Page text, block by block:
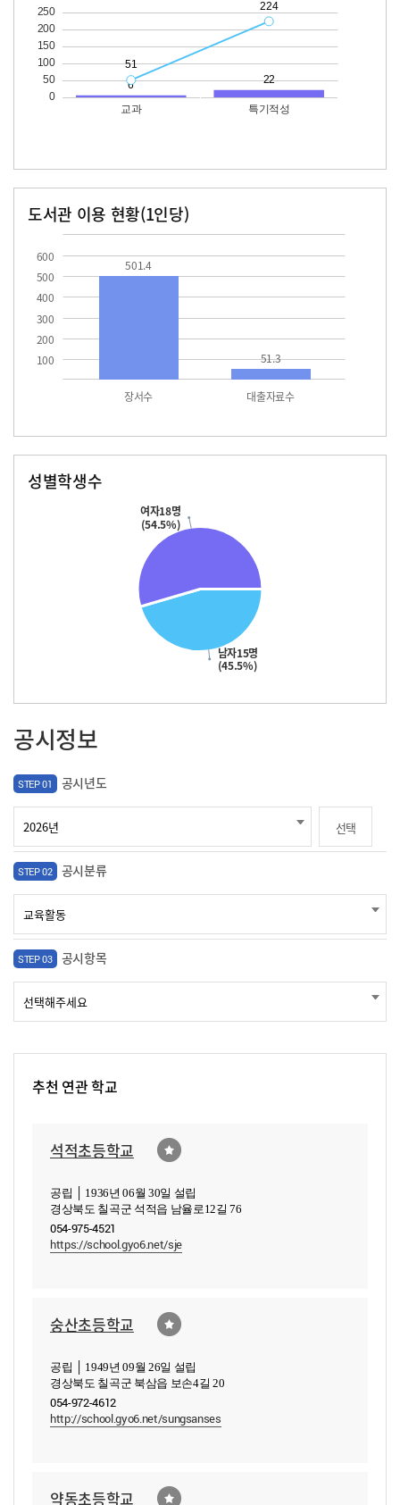
도서관 이용 현황(1인당)
100
200
300
400
500
600
장서수 대출자료수
501.4
51.3
성별학생수
남자15명
(45.5%)
여자18명
(54.5%)
공시정보
STEP 01 공시년도
선택
STEP 02 공시분류
STEP 03 공시항목
추천 연관 학교
석적초등학교
공립 │ 1936년 06월 30일 설립
경상북도 칠곡군 석적읍 남율로12길 76
054-975-4521
https://school.gyo6.net/sje
숭산초등학교
공립 │ 1949년 09월 26일 설립
경상북도 칠곡군 북삼읍 보손4길 20
054-972-4612
http://school.gyo6.net/sungsanses
약동초등학교